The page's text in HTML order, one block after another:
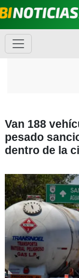
Van 188
pesado
dentro de la